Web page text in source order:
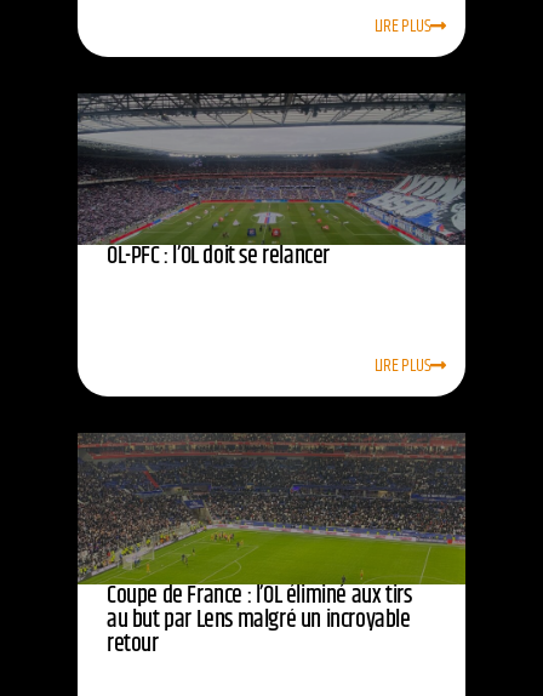
LIRE PLUS
OL-PFC : l’OL doit se relancer
LIRE PLUS
Coupe de France : l’OL éliminé aux tirs
au but par Lens malgré un incroyable
retour